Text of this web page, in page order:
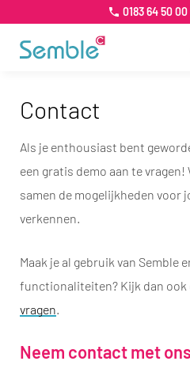
0183 64 50 00
Contact
Als je enthousiast bent
een gratis demo aan te
samen de mogelijkheden voor
verkennen.
Maak je al gebruik van Semble
functionaliteiten? Kijk dan ook
vragen.
Neem contact met